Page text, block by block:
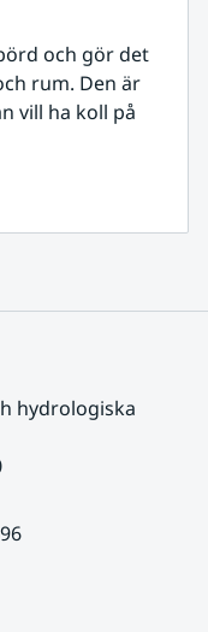
och gör det
rum. Den är
vill ha koll på
hydrologiska